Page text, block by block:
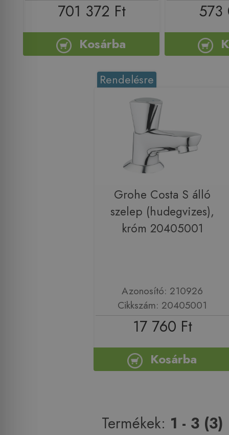
701 372 Ft
Kosárba
573
Rendelésre
Grohe Costa S álló
szelep (hudegvizes),
króm 20405001
Azonosító: 210926
Cikkszám: 20405001
17 760 Ft
Kosárba
Termékek: 1 - 3 (3)